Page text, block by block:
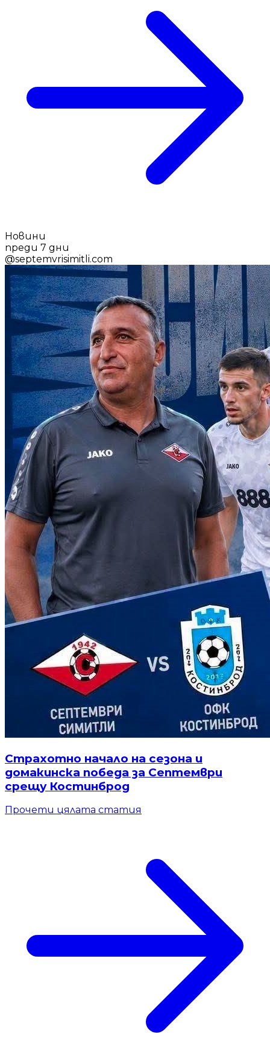
Новини
преди 7 дни
@septemvrisimitli.com
Страхотно начало на сезона и
домакинска победа за Септември
срещу Костинброд
Прочети цялата статия